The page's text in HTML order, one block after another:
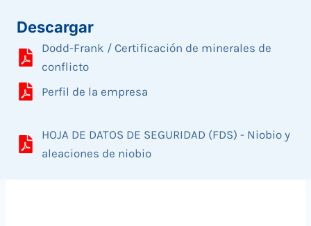
Descargar
Dodd-Frank / Certificación de minerales de
conflicto
Perfil de la empresa
HOJA DE DATOS DE SEGURIDAD (FDS) - Niobio y
aleaciones de niobio